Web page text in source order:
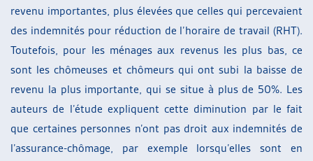
revenu importantes, plus élevées que celles qui percevaient
des indemnités pour réduction de l’horaire de travail (RHT).
Toutefois, pour les ménages aux revenus les plus bas, ce
sont les chômeuses et chômeurs qui ont subi la baisse de
revenu la plus importante, qui se situe à plus de 50%. Les
auteurs de l’étude expliquent cette diminution par le fait
que certaines personnes n’ont pas droit aux indemnités de
l’assurance-chômage, par exemple lorsqu’elles sont en